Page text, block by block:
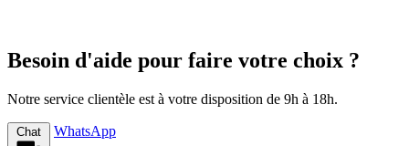
Besoin d'aide pour faire votre choix ?
Notre service clientèle est à votre disposition de 9h à 18h.
Chat WhatsApp